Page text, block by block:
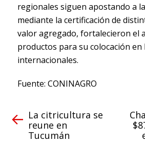
regionales siguen apostando a
mediante la certificación de
valor agregado, fortalecieron el
productos para su colocación en
internacionales.
Fuente: CONINAGRO
La citricultura se
reune en
Tucumán